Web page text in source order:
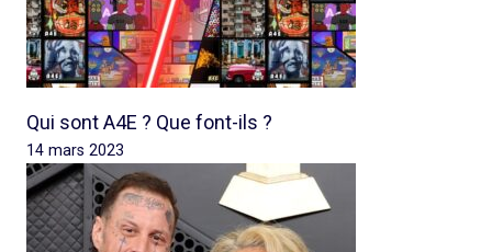
Qui sont A4E ? Que font-ils ?
14 mars 2023